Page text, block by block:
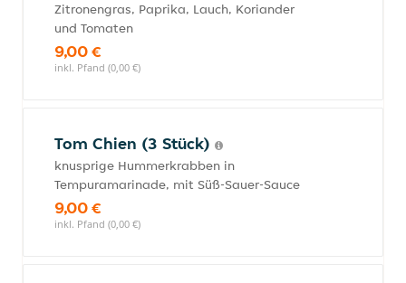
Zitronengras, Paprika, Lauch, Koriander
und Tomaten
9,00 €
inkl. Pfand (0,00 €)
Tom Chien (3 Stück)
knusprige Hummerkrabben in
Tempuramarinade, mit Süß-Sauer-Sauce
9,00 €
inkl. Pfand (0,00 €)